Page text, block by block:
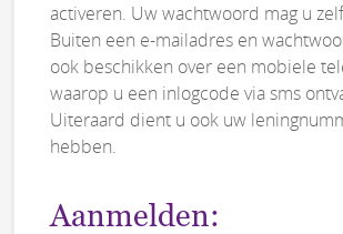
activeren. Uw wachtwoord mag u
Buiten een e-mailadres en
ook beschikken over een mobiele
waarop u een inlogcode via sms
Uiteraard dient u ook uw
hebben.
Aanmelden: